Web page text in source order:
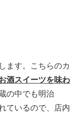
ます。こちらのカ
酒スイーツを味わ
の中でも明治
ているので、店内